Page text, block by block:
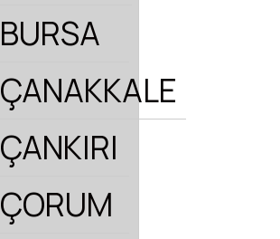
BURSA
ÇANAKKALE
ÇANKIRI
ÇORUM